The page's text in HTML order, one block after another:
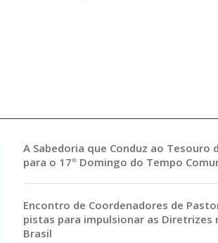
A Sabedoria que Conduz ao Tesouro
para o 17º Domingo do Tempo
Encontro de Coordenadores de
pistas para impulsionar as Diretrizes
Brasil